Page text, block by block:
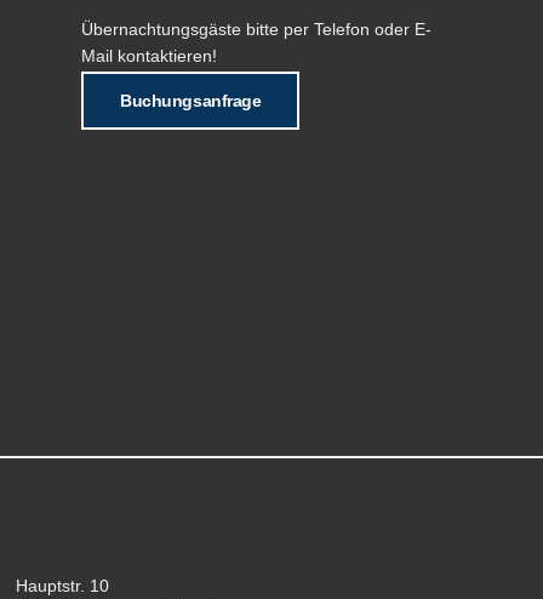
Übernachtungsgäste bitte per Telefon oder E-
Mail kontaktieren!
Buchungsanfrage
Hauptstr. 10